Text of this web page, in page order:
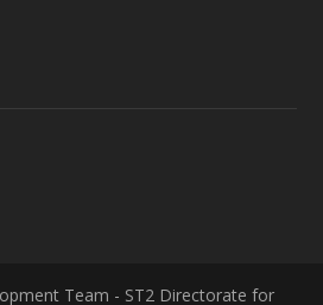
Team - ST2 Directorate for